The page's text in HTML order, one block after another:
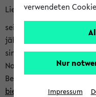
Liebe Studierende,
seit 2023 verleiht das
jährlich den
sind herzlich eingeladen
Nachhaltigkeitsbüro zu
Bewerbung dieses
bielefeld.de/frontend-
verwendeten
Nur
Impressum